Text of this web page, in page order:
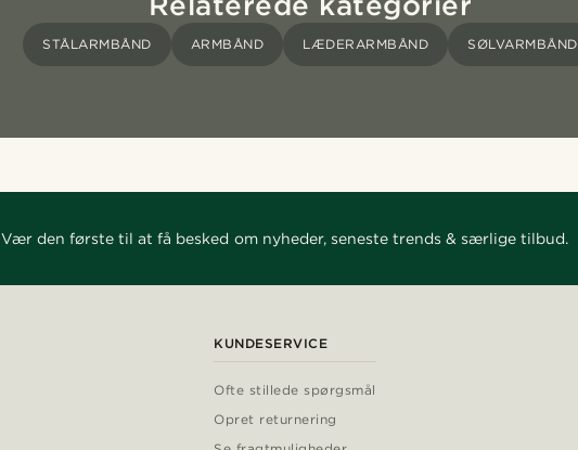
STÅLARMBÅND ARMBÅND LÆDERARMBÅND SØLVARMBÅND
Vær den første til at få besked om nyheder, seneste trends & særlige tilbud.
KUNDESERVICE
Ofte stillede spørgsmål
Opret returnering